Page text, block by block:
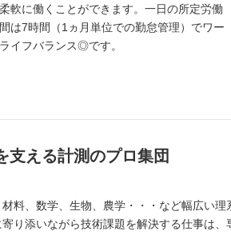
軟に働くことができます。一日の所定労働
は7時間（1ヵ月単位での勤怠管理）でワー
イフバランス◎です。
支える計測のプロ集団
料、数学、生物、農学・・・など幅広い理
り添いながら技術課題を解決する仕事は、